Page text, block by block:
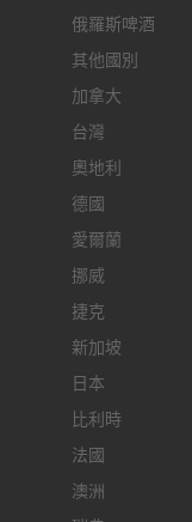
俄羅斯啤酒
其他國別
加拿大
台灣
奧地利
德國
愛爾蘭
挪威
捷克
新加坡
日本
比利時
法國
澳洲